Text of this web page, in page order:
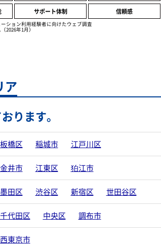
サポート体制 信頼感
ション利用経験者に向けたウェブ調査
2026年1月）
ア
ります。
板橋区 稲城市 江戸川区
井市 江東区 狛江市
墨田区 渋谷区 新宿区 世田谷区
千代田区 中央区 調布市
西東京市